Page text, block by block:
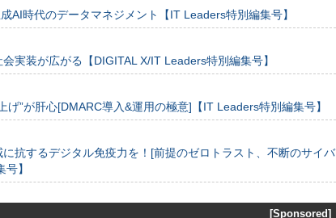
AI時代のデータマネジメント【IT Leaders特別編集号】
実装が広がる【DIGITAL X/IT Leaders特別編集号】
げ”が肝心[DMARC導入&運用の極意]【IT Leaders特別編集号】
抗するデジタル免疫力を！[前提のゼロトラスト、不断のサイバ
】
[Sponsored]